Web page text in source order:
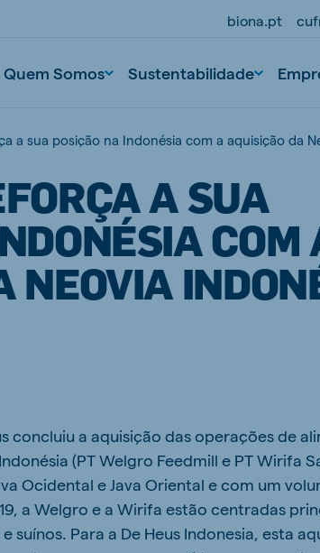
biona.pt
Quem Somos Sustentabilidade
a sua posição na Indonésia com a aquisição da
A SUA
COM
NEOVIA
concluiu a aquisição das operações de
(PT Welgro Feedmill e PT Wirifa
Ocidental e Java Oriental e com um
a Welgro e a Wirifa estão centradas
suínos. Para a De Heus Indonesia, esta